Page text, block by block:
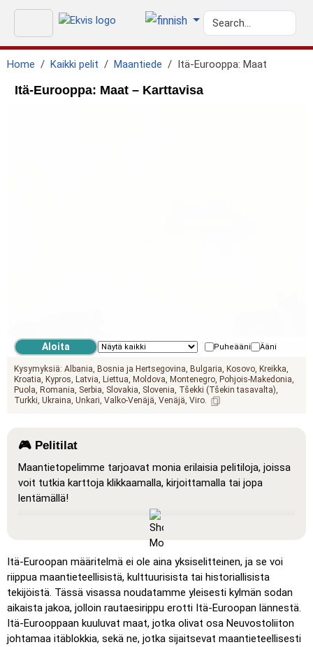
Home Kaikki pelit Maantiede Itä-Eurooppa: Maat
Itä-Eurooppa: Maat – Karttavisa
Puheääni Ääni
Kysymyksiä: Albania Bosnia ja Hertsegovina Bulgaria Kosovo Kreikka
Kroatia
Kypros Latvia Liettua Moldova Montenegro Pohjois-Makedonia
Puola
Romania Serbia Slovakia Slovenia Tšekki (Tšekin tasavalta)
Turkki Ukraina Unkari Valko-Venäjä Venäjä Viro
🎮 Pelitilat
Maantietopelimme tarjoavat monia erilaisia pelitiloja, joissa
voit tutkia karttoja klikkaamalla, kirjoittamalla tai jopa
lentämällä!
: Oppimistila, jossa kaikki sijainnit näkyvät
kartalla, mikä helpottaa opiskelua ja hahmottamista.
Klikkaa (erittäin helppo): Toimii kuten ”Klikkaa”, mutta
kun viet hiiren sijainnin päälle, sen nimi näytetään.
Klikkaa (helppo): Kuten ”Klikkaa”, mutta kolme mahdollista
sijaintia korostetaan.
Klikkaa : Klikkaa täsmälleen oikeaa sijaintia.
Itä-Euroopan määritelmä ei ole aina yksiselitteinen, ja se voi
riippua maantieteellisistä, kulttuurisista tai historiallisista
tekijöistä. Tässä visassa noudatamme yleisesti kylmän sodan
aikaista jakoa, jolloin rautaesirippu erotti Itä-Euroopan lännestä.
Itä-Eurooppaan kuuluvat maat, jotka olivat osa Neuvostoliiton
johtamaa itäblokkia, sekä ne, jotka sijaitsevat maantieteellisesti